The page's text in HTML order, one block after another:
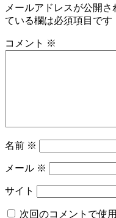
メールアドレスが公開さ
ている欄は必須項目です
コメント ※
名前 ※
メール ※
サイト
次回のコメントで使